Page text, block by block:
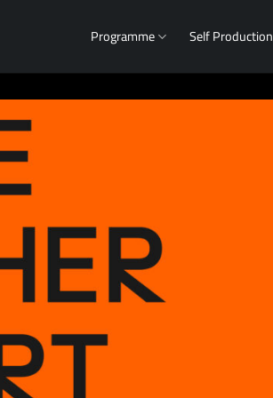
Programme Self Production